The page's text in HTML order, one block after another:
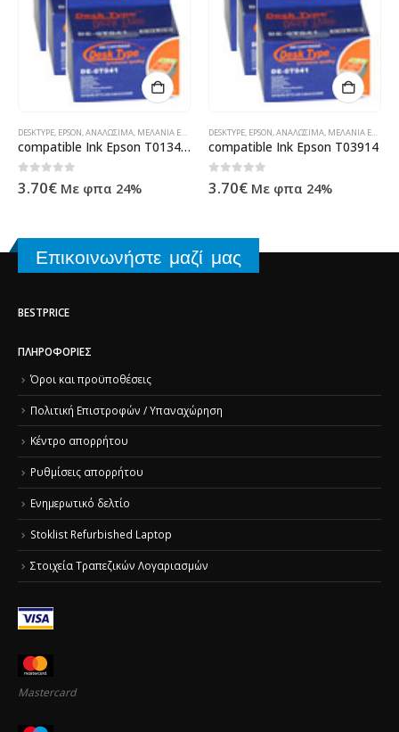
ΥΠΟΛΟΓΙΣΤΈΣ - ΗΛΕΚΤΡΟΝΙΚΆ
,ΠΡΟΪΌΝΤΑ TECHNOSHOP,ΣΥΜΒΑΤΆ ΜΕΛΆΝΙΑ ,ΥΠΟΛΟΓΙΣΤΈΣ - ΗΛΕΚΤΡΟΝΙΚΆ
DESKTYPE, EPSON,ΑΝΑΛΏΣΙΜΑ, ΜΕΛΆΝΙΑ ΕΚΤΥΠΩΤΏΝ ,ΠΡΟΪΌΝΤΑ TECHNOSHOP,ΣΥΜΒΑΤΆ ΜΕΛΆΝΙΑ
compatible Ink Epson T013401
0 out of 5
3.70€ Με φπα 24%
DESKTYPE, EPSON,ΑΝΑΛΏΣΙΜΑ, ΜΕΛΆΝΙΑ ΕΚΤΥΠΩΤΏΝ
compatible Ink Epson T03914
0 out of 5
3.70€ Με φπα 24%
Επικοινωνήστε μαζί μας
BESTPRICE
ΠΛΗΡΟΦΟΡΊΕΣ
Όροι και προϋποθέσεις
Πολιτική Επιστροφών / Υπαναχώρηση
Κέντρο απορρήτου
Ρυθμίσεις απορρήτου
Ενημερωτικό δελτίο
Stoklist Refurbished Laptop
Στοιχεία Τραπεζικών Λογαριασμών
Mastercard